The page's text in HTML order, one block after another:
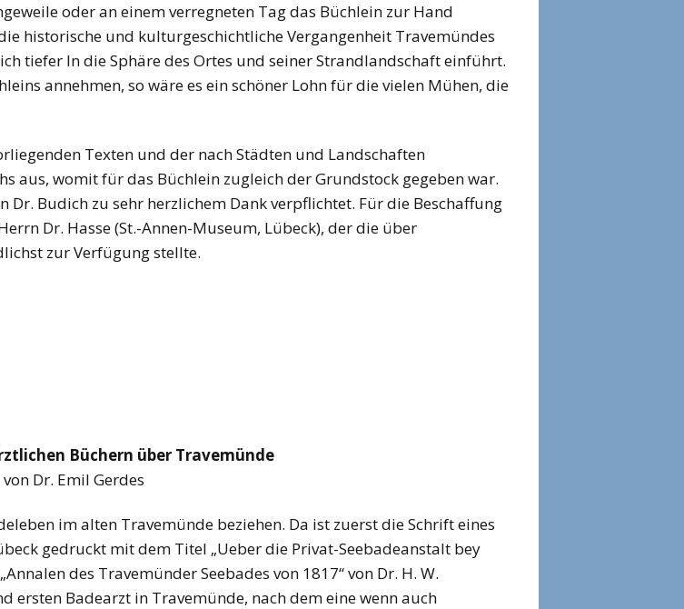
oder an einem verregneten Tag das Büchlein zur Hand
historische und kulturgeschichtliche Vergangenheit Travemündes
tiefer In die Sphäre des Ortes und seiner Strandlandschaft einführt.
annehmen, so wäre es ein schöner Lohn für die vielen Mühen, die
Texten und der nach Städten und Landschaften
aus, womit für das Büchlein zugleich der Grundstock gegeben war.
Dr. Budich zu sehr herzlichem Dank verpflichtet. Für die Beschaffung
Dr. Hasse (St.-Annen-Museum, Lübeck), der die über
zur Verfügung stellte.
Büchern über Travemünde
von Dr. Emil Gerdes
im alten Travemünde beziehen. Da ist zuerst die Schrift eines
gedruckt mit dem Titel „Ueber die Privat-Seebadeanstalt bey
des Travemünder Seebades von 1817“ von Dr. H. W.
ersten Badearzt in Travemünde, nach dem eine wenn auch